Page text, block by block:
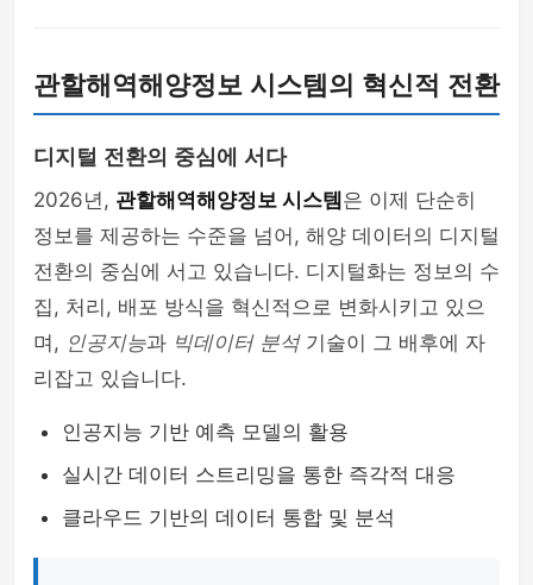
관할해역해양정보 시스템의 혁신적 전환
디지털 전환의 중심에 서다
2026년, 관할해역해양정보 시스템 은 이제 단순히
정보를 제공하는 수준을 넘어, 해양 데이터의 디지털
전환의 중심에 서고 있습니다. 디지털화는 정보의 수
집, 처리, 배포 방식을 혁신적으로 변화시키고 있으
며, 인공지능과 빅데이터 분석기술이 그 배후에 자
리잡고 있습니다.
인공지능 기반 예측 모델의 활용
실시간 데이터 스트리밍을 통한 즉각적 대응
클라우드 기반의 데이터 통합 및 분석